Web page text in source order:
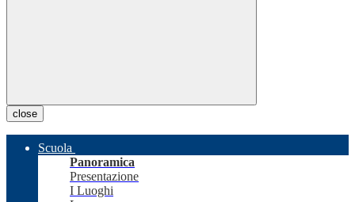
close
Scuola
Panoramica
Presentazione
I Luoghi